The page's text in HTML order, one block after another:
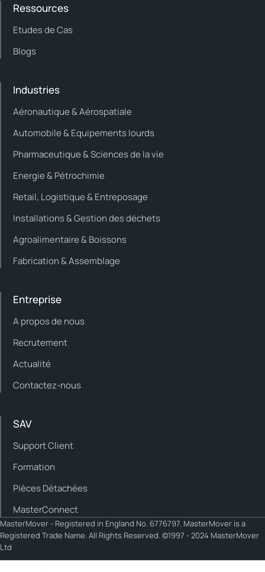
Ressources
Etudes de Cas
Blogs
Industries
Aéronautique & Aérospatiale
Automobile & Equipements lourds
Pharmaceutique & Sciences de la vie
Energie & Pétrochimie
Retail, Logistique & Entreposage
Installations & Gestion des déchets
Agroalimentaire & Boissons
Fabrication & Assemblage
Entreprise
A propos de nous
Recrutement
Actualité
Contactez-nous
SAV
Support Client
Formation
Pièces Détachées
MasterConnect
MasterMover - Registered in England No. 6776797. MasterMover is a
Registered Trade Name. All Rights Reserved. ©1997 - 2024 MasterMover
Ltd